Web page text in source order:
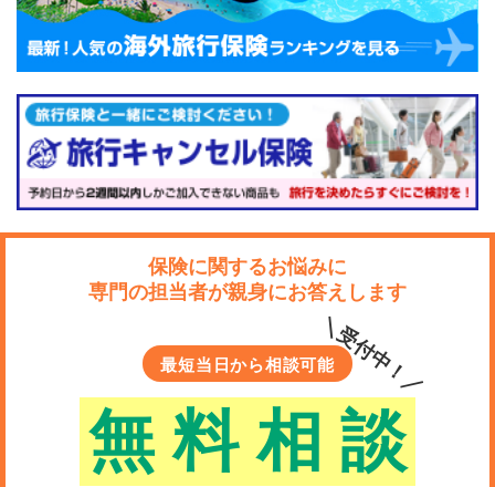
保険に関するお悩みに
専門の担当者が親身にお答えします
最短当日から相談可能
無 料 相 談
＼受付中！／